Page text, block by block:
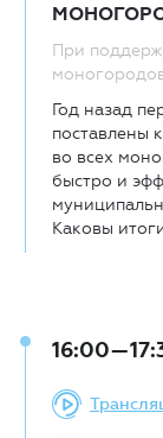
При
Год назад
поставлены
во всех
быстро и
Каковы